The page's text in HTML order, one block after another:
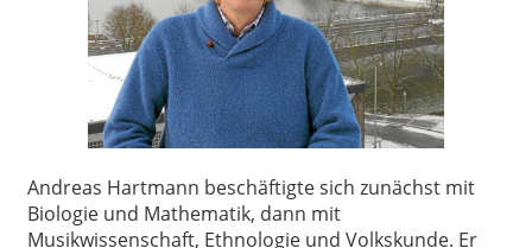
Andreas Hartmann beschäftigte sich zunächst mit
Biologie und Mathematik, dann mit
Musikwissenschaft, Ethnologie und Volkskunde. Er